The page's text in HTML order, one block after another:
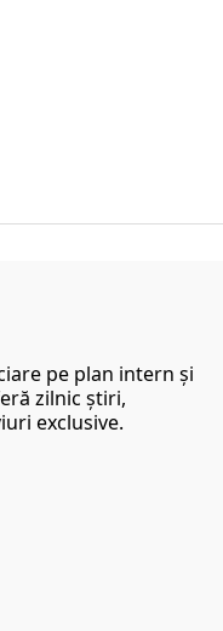
pe plan intern şi
zilnic ştiri,
exclusive.